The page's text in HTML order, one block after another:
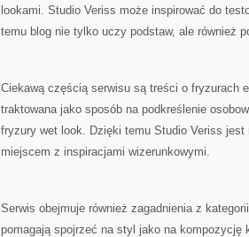
lookami. Studio Veriss może inspirować do
temu blog nie tylko uczy podstaw, ale również
Ciekawą częścią serwisu są treści o fryzurach
traktowana jako sposób na podkreślenie
fryzury wet look. Dzięki temu Studio Veriss
miejscem z inspiracjami wizerunkowymi.
Serwis obejmuje również zagadnienia z
pomagają spojrzeć na styl jako na kompozycję